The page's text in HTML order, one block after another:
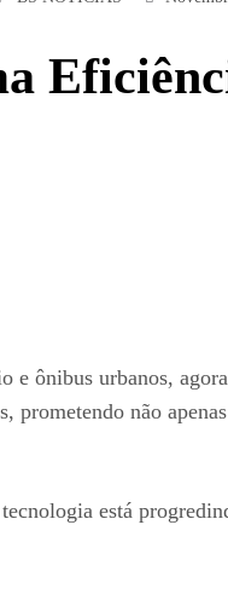
ônibus urbanos,
não
está